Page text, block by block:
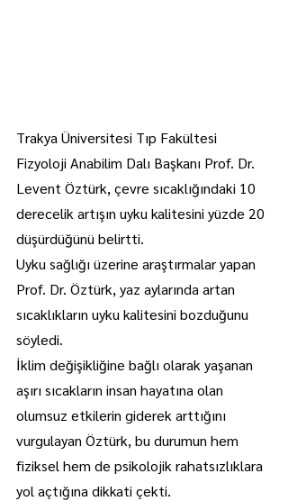
Trakya Üniversitesi Tıp Fakültesi
Fizyoloji Anabilim Dalı Başkanı Prof. Dr.
Levent Öztürk, çevre sıcaklığındaki 10
derecelik artışın uyku kalitesini yüzde 20
düşürdüğünü belirtti.
Uyku sağlığı üzerine araştırmalar yapan
Prof. Dr. Öztürk, yaz aylarında artan
sıcaklıkların uyku kalitesini bozduğunu
söyledi.
İklim değişikliğine bağlı olarak yaşanan
aşırı sıcakların insan hayatına olan
olumsuz etkilerin giderek arttığını
vurgulayan Öztürk, bu durumun hem
fiziksel hem de psikolojik rahatsızlıklara
yol açtığına dikkati çekti.